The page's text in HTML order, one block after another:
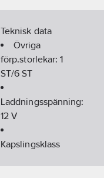
Teknisk data
Övriga
förp.storlekar:1
ST/6 ST
Laddningsspänning:
12 V
Kapslingsklass